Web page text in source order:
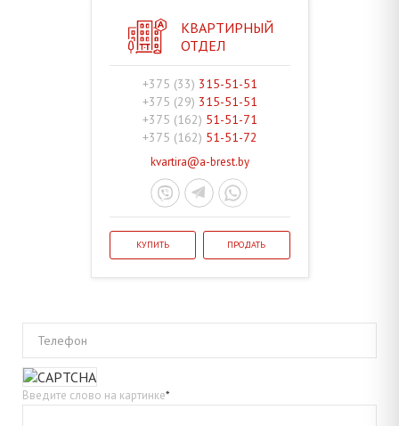
КВАРТИРНЫЙ
ОТДЕЛ
+375 (33) 315-51-51
+375 (29) 315-51-51
+375 (162) 51-51-71
+375 (162) 51-51-72
kvartira@a-brest.by
КУПИТЬ ПРОДАТЬ
Телефон
Введите слово на картинке*